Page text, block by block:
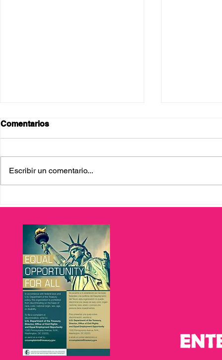
Latinas: Impulsando el
Emprendimiento en Tampa
Comentarios
Escribir un comentario...